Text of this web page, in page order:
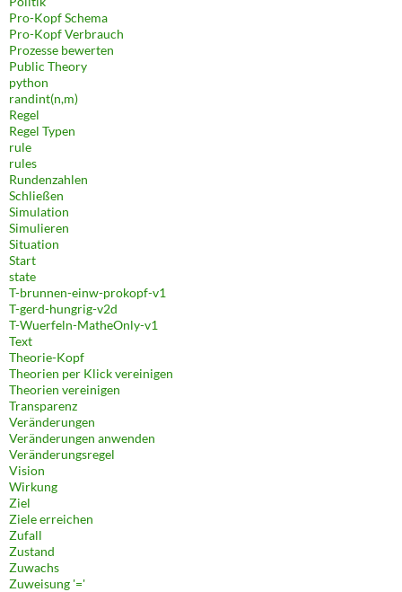
Pro-Kopf Schema
Pro-Kopf Verbrauch
Prozesse bewerten
Public Theory
python
randint(n,m)
Regel
Regel Typen
rule
rules
Rundenzahlen
Schließen
Simulation
Simulieren
Situation
Start
state
T-brunnen-einw-prokopf-v1
T-gerd-hungrig-v2d
T-Wuerfeln-MatheOnly-v1
Text
Theorie-Kopf
Theorien per Klick vereinigen
Theorien vereinigen
Transparenz
Veränderungen
Veränderungen anwenden
Veränderungsregel
Vision
Wirkung
Ziel
Ziele erreichen
Zufall
Zustand
Zuwachs
Zuweisung '='